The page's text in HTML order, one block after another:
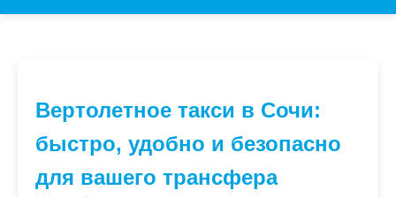
Вертолетное такси в Сочи:
быстро, удобно и безопасно
для вашего трансфера